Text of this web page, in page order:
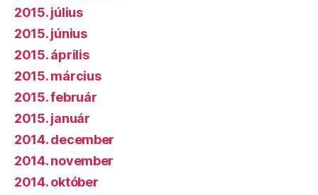
2015. július
2015. június
2015. április
2015. március
2015. február
2015. január
2014. december
2014. november
2014. október